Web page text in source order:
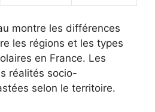
montre les différences
les régions et les types
en France. Les
réalités socio-
selon le territoire.